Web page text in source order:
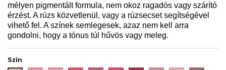
mélyen pigmentált formula, nem okoz ragadós vagy szárító
érzést. A rúzs közvetlenül, vagy a rúzsecset segítségével
vihető fel. A színek semlegesek, azaz nem kell arra
gondolni, hogy a tónus túl hűvös vagy meleg.
Szín